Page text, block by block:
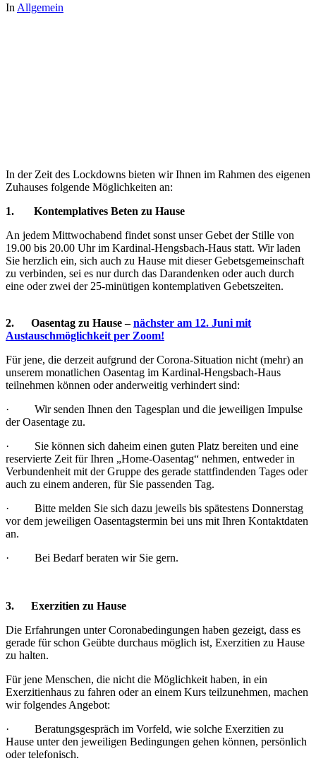
In Allgemein
In der Zeit des Lockdowns bieten wir Ihnen im Rahmen des eigenen
Zuhauses folgende Möglichkeiten an:
1. Kontemplatives Beten zu Hause
An jedem Mittwochabend findet sonst unser Gebet der Stille von
19.00 bis 20.00 Uhr im Kardinal-Hengsbach-Haus statt. Wir laden
Sie herzlich ein, sich auch zu Hause mit dieser Gebetsgemeinschaft
zu verbinden, sei es nur durch das Darandenken oder auch durch
eine oder zwei der 25-minütigen kontemplativen Gebetszeiten.
2. Oasentag zu Hause –nächster am 12. Juni mit
Austauschmöglichkeit per Zoom!
Für jene, die derzeit aufgrund der Corona-Situation nicht (mehr) an
unserem monatlichen Oasentag im Kardinal-Hengsbach-Haus
teilnehmen können oder anderweitig verhindert sind:
· Wir senden Ihnen den Tagesplan und die jeweiligen Impulse
der Oasentage zu.
· Sie können sich daheim einen guten Platz bereiten und eine
reservierte Zeit für Ihren „Home-Oasentag“ nehmen, entweder in
Verbundenheit mit der Gruppe des gerade stattfindenden Tages oder
auch zu einem anderen, für Sie passenden Tag.
· Bitte melden Sie sich dazu jeweils bis spätestens Donnerstag
vor dem jeweiligen Oasentagstermin bei uns mit Ihren Kontaktdaten
an.
· Bei Bedarf beraten wir Sie gern.
3. Exerzitien zu Hause
Die Erfahrungen unter Coronabedingungen haben gezeigt, dass es
gerade für schon Geübte durchaus möglich ist, Exerzitien zu Hause
zu halten.
Für jene Menschen, die nicht die Möglichkeit haben, in ein
Exerzitienhaus zu fahren oder an einem Kurs teilzunehmen, machen
wir folgendes Angebot:
· Beratungsgespräch im Vorfeld, wie solche Exerzitien zu
Hause unter den jeweiligen Bedingungen gehen können, persönlich
oder telefonisch.